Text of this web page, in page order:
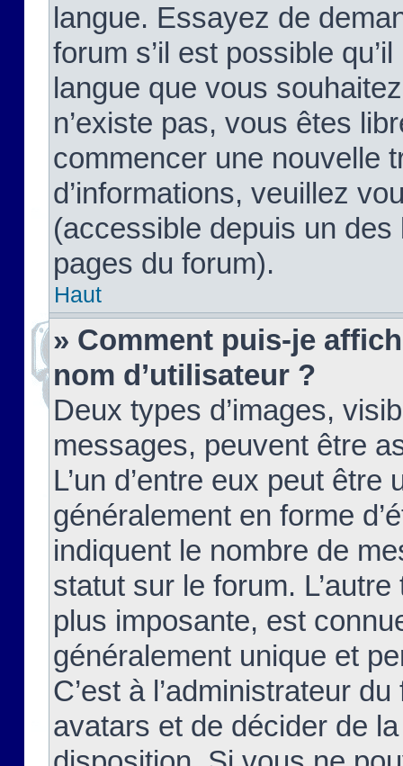
langue. Essayez de
forum s’il est possible
langue que vous
n’existe pas, vous êtes
commencer une nouvelle
d’informations, veuillez
(accessible depuis un
pages du forum).
Haut
» Comment puis-je
nom d’utilisateur ?
Deux types d’images,
messages, peuvent être
L’un d’entre eux peut
généralement en forme
indiquent le nombre de
statut sur le forum.
plus imposante, est
généralement unique et
C’est à l’administrateur
avatars et de décider de